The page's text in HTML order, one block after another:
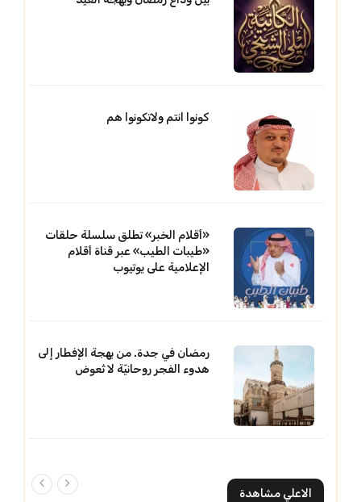
كونوا انتم ولاتكونوا هم
«أقلام الخبر» تطلق سلسلة حلقات
«طيبات الطيب» عبر قناة أقلام
الإعلامية على يوتيوب
رمضان في جدة. من بهجة الإفطار إلى
هدوء الفجر روحانيّة لا تُعوض
الاعلي مشاهدة